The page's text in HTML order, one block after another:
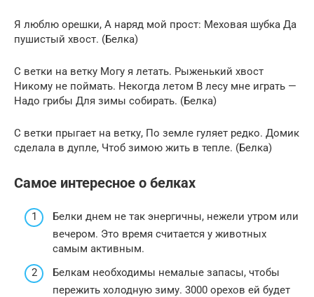
Я люблю орешки, А наряд мой прост: Меховая шубка Да
пушистый хвост. (Белка)
С ветки на ветку Могу я летать. Рыженький хвост
Никому не поймать. Некогда летом В лесу мне играть —
Надо грибы Для зимы собирать. (Белка)
С ветки прыгает на ветку, По земле гуляет редко. Домик
сделала в дупле, Чтоб зимою жить в тепле. (Белка)
Самое интересное о белках
Белки днем не так энергичны, нежели утром или
вечером. Это время считается у животных
самым активным.
Белкам необходимы немалые запасы, чтобы
пережить холодную зиму. 3000 орехов ей будет